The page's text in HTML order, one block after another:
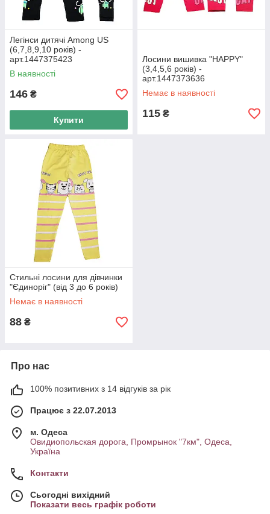
Легінси дитячі Among US
(6,7,8,9,10 років) -
арт.1447375423
В наявності
146 ₴
Купити
Лосини вишивка "HAPPY"
(3,4,5,6 років) -
арт.1447373636
Немає в наявності
115 ₴
Стильні лосини для дівчинки
"Єдиноріг" (від 3 до 6 років)
Немає в наявності
88 ₴
Про нас
100% позитивних з 14 відгуків за рік
Працює з 22.07.2013
м. Одеса
Овидиопольская дорога, Промрынок "7км", Одеса,
Україна
Контакти
Сьогодні вихідний
Показати весь графік роботи